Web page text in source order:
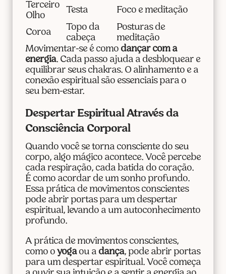
Terceiro
Olho
Testa Foco e meditação
Coroa
Topo da
cabeça
Posturas de
meditação
Movimentar-se é como dançar com a
energia. Cada passo ajuda a desbloquear e
equilibrar seus chakras. O alinhamento e a
conexão espiritual são essenciais para o
seu bem-estar.
Despertar Espiritual Através da
Consciência Corporal
Quando você se torna consciente do seu
corpo, algo mágico acontece. Você percebe
cada respiração, cada batida do coração.
É como acordar de um sonho profundo.
Essa prática de movimentos conscientes
pode abrir portas para um despertar
espiritual, levando a um autoconhecimento
profundo.
A prática de movimentos conscientes,
como o yogaou a dança, pode abrir portas
para um despertar espiritual. Você começa